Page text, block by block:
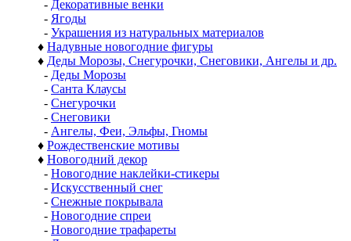
- Декоративные венки
- Ягоды
- Украшения из натуральных материалов
♦ Надувные новогодние фигуры
♦ Деды Морозы, Снегурочки, Снеговики, Ангелы и др.
- Деды Морозы
- Санта Клаусы
- Снегурочки
- Снеговики
- Ангелы, Феи, Эльфы, Гномы
♦ Рождественские мотивы
♦ Новогодний декор
- Новогодние наклейки-стикеры
- Искусственный снег
- Снежные покрывала
- Новогодние спреи
- Новогодние трафареты